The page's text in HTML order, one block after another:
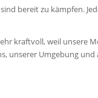
bereit zu kämpfen.
kraftvoll, weil unsere
unserer Umgebung